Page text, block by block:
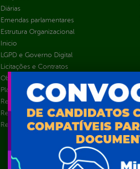
Diárias
Emendas parlamentares
Estrutura Organizacional
Inicio
LGPD e Governo Digital
Licitações e Contratos
Obras Públicas
Planejamento e Prestação de Contas
Receitas
Recursos Humanos
Renúncias de Receitas